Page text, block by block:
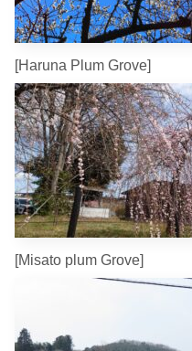
[Haruna Plum Grove]
[Misato plum Grove]